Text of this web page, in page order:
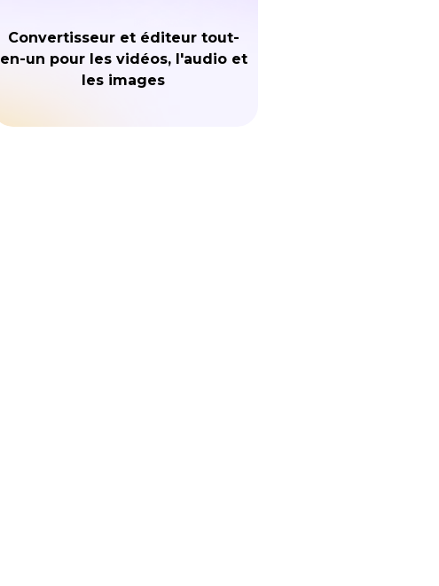
Convertisseur et éditeur tout-
en-un pour les vidéos, l'audio et
les images